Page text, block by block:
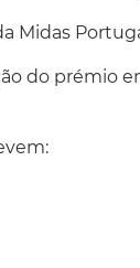
Midas
do prémio